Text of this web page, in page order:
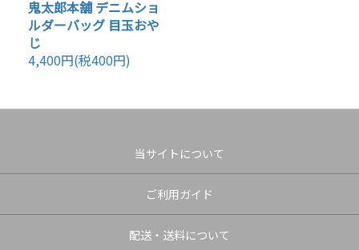
鬼太郎本舗 デニムショ
ルダーバッグ 目玉おや
じ
4,400円(税400円)
当サイトについて
ご利用ガイド
配送・送料について